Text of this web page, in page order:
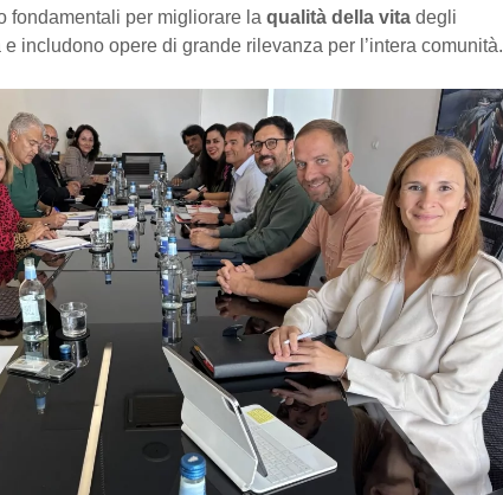
fondamentali per migliorare la qualità della vita degli
includono opere di grande rilevanza per l’intera comunità.